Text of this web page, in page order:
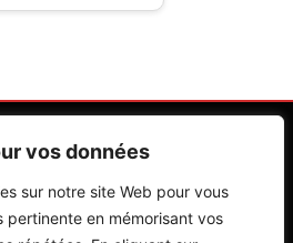
vos données
sur notre site Web pour vous
en mémorisant vos